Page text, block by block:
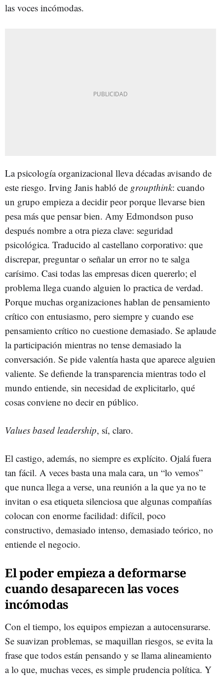
las voces incómodas.
La psicología organizacional lleva décadas avisando de
este riesgo. Irving Janis habló de groupthink: cuando
un grupo empieza a decidir peor porque llevarse bien
pesa más que pensar bien. Amy Edmondson puso
después nombre a otra pieza clave: seguridad
psicológica. Traducido al castellano corporativo: que
discrepar, preguntar o señalar un error no te salga
carísimo. Casi todas las empresas dicen quererlo; el
problema llega cuando alguien lo practica de verdad.
Porque muchas organizaciones hablan de pensamiento
crítico con entusiasmo, pero siempre y cuando ese
pensamiento crítico no cuestione demasiado. Se aplaude
la participación mientras no tense demasiado la
conversación. Se pide valentía hasta que aparece alguien
valiente. Se defiende la transparencia mientras todo el
mundo entiende, sin necesidad de explicitarlo, qué
cosas conviene no decir en público.
Values based leadership, sí, claro.
El castigo, además, no siempre es explícito. Ojalá fuera
tan fácil. A veces basta una mala cara, un “lo vemos”
que nunca llega a verse, una reunión a la que ya no te
invitan o esa etiqueta silenciosa que algunas compañías
colocan con enorme facilidad: difícil, poco
constructivo, demasiado intenso, demasiado teórico, no
entiende el negocio.
El poder empieza a deformarse
cuando desaparecen las voces
incómodas
Con el tiempo, los equipos empiezan a autocensurarse.
Se suavizan problemas, se maquillan riesgos, se evita la
frase que todos están pensando y se llama alineamiento
a lo que, muchas veces, es simple prudencia política. Y